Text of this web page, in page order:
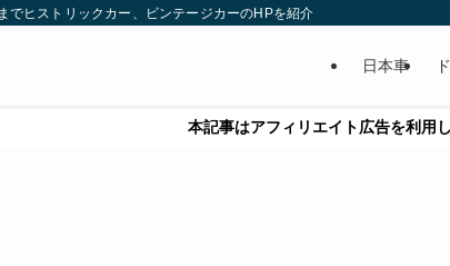
でヒストリックカー、ビンテージカーのHPを紹介
日本車
本記事はアフィリエイト広告を利用